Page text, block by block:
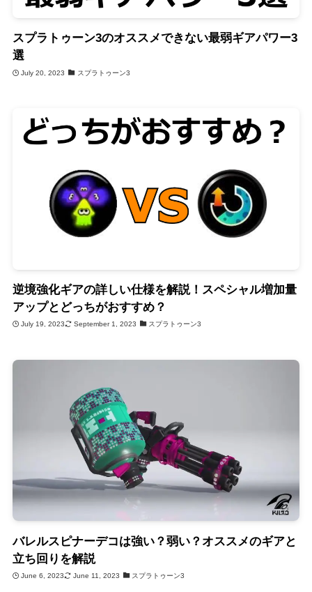
スプラトゥーン3のオススメできない最弱ギアパワー3
選
July 20, 2023 スプラトゥーン3
逆境強化ギアの詳しい仕様を解説！スペシャル増加量
アップとどっちがおすすめ？
July 19, 2023 September 1, 2023 スプラトゥーン3
バレルスピナーデコは強い？弱い？オススメのギアと
立ち回りを解説
June 6, 2023 June 11, 2023 スプラトゥーン3